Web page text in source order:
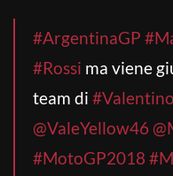
#ArgentinaGP
#Rossi ma viene
team di #Valentino
@ValeYellow46
#MotoGP2018